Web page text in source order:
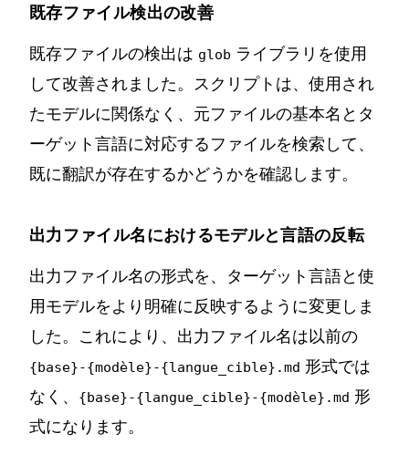
既存ファイル検出の改善
既存ファイルの検出は glob ライブラリを使用
して改善されました。スクリプトは、使用され
たモデルに関係なく、元ファイルの基本名とタ
ーゲット言語に対応するファイルを検索して、
既に翻訳が存在するかどうかを確認します。
出力ファイル名におけるモデルと言語の反転
出力ファイル名の形式を、ターゲット言語と使
用モデルをより明確に反映するように変更しま
した。これにより、出力ファイル名は以前の
{base}-{modèle}-{langue_cible}.md 形式では
なく、
{base}-{langue_cible}-{modèle}.md 形
式になります。